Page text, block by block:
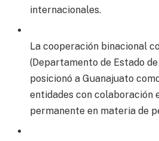
internacionales.
La cooperación binacional
(Departamento de Estado
posicionó a Guanajuato
entidades con colaboración
permanente en materia de